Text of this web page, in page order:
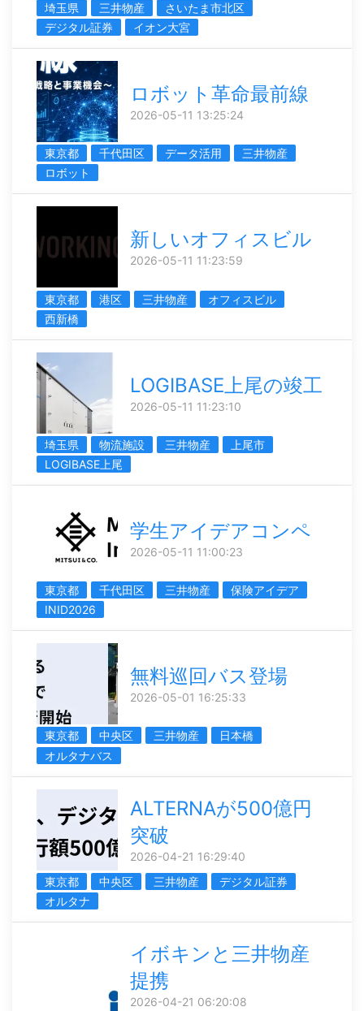
埼玉県 三井物産
さいたま市北区
デジタル証券
イオン大宮
ロボット革命最前線
2026-05-11 13:25:24
東京都 千代田区 データ活用
三井物産
ロボット
新しいオフィスビル
2026-05-11 11:23:59
東京都 港区 三井物産
オフィスビル
西新橋
LOGIBASE上尾の竣工
2026-05-11 11:23:10
埼玉県 物流施設 三井物産
上尾市
LOGIBASE上尾
学生アイデアコンペ
2026-05-11 11:00:23
東京都 千代田区 三井物産
保険アイデア
INID2026
無料巡回バス登場
2026-05-01 16:25:33
東京都 中央区 三井物産
日本橋
オルタナバス
ALTERNAが500億円
突破
2026-04-21 16:29:40
東京都
中央区 三井物産
デジタル証券
オルタナ
イボキンと三井物産
提携
2026-04-21 06:20:08